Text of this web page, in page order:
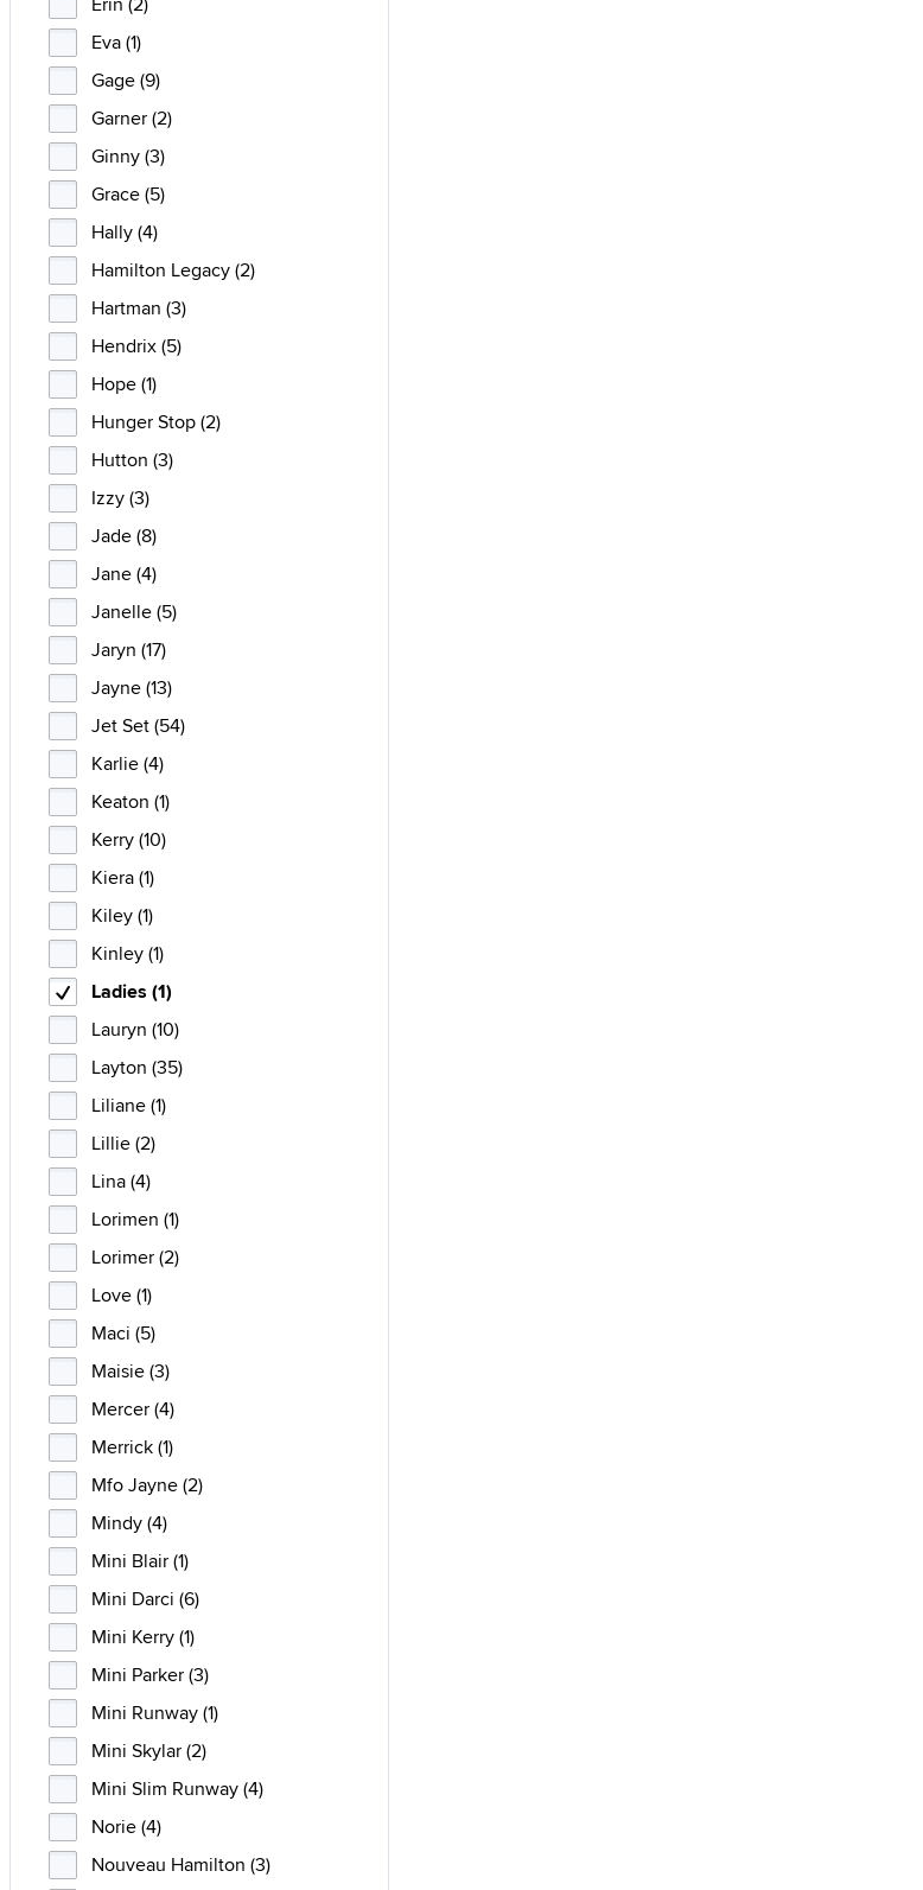
Eva (1)
Gage (9)
Garner (2)
Ginny (3)
Grace (5)
Hally (4)
Hamilton Legacy (2)
Hartman (3)
Hendrix (5)
Hope (1)
Hunger Stop (2)
Hutton (3)
Izzy (3)
Jade (8)
Jane (4)
Janelle (5)
Jaryn (17)
Jayne (13)
Jet Set (54)
Karlie (4)
Keaton (1)
Kerry (10)
Kiera (1)
Kiley (1)
Kinley (1)
Ladies (1)
Lauryn (10)
Layton (35)
Liliane (1)
Lillie (2)
Lina (4)
Lorimen (1)
Lorimer (2)
Love (1)
Maci (5)
Maisie (3)
Mercer (4)
Merrick (1)
Mfo Jayne (2)
Mindy (4)
Mini Blair (1)
Mini Darci (6)
Mini Kerry (1)
Mini Parker (3)
Mini Runway (1)
Mini Skylar (2)
Mini Slim Runway (4)
Norie (4)
Nouveau Hamilton (3)